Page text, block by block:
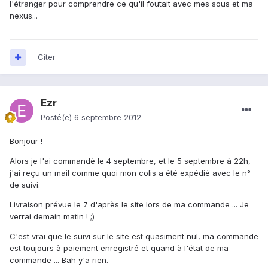
l'étranger pour comprendre ce qu'il foutait avec mes sous et ma
nexus...
Citer
Ezr
Posté(e) 6 septembre 2012
Bonjour !
Alors je l'ai commandé le 4 septembre, et le 5 septembre à 22h,
j'ai reçu un mail comme quoi mon colis a été expédié avec le n°
de suivi.
Livraison prévue le 7 d'après le site lors de ma commande ... Je
verrai demain matin ! ;)
C'est vrai que le suivi sur le site est quasiment nul, ma commande
est toujours à paiement enregistré et quand à l'état de ma
commande ... Bah y'a rien.